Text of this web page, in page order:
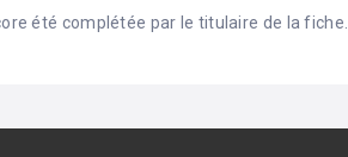
été complétée par le titulaire de la fiche.